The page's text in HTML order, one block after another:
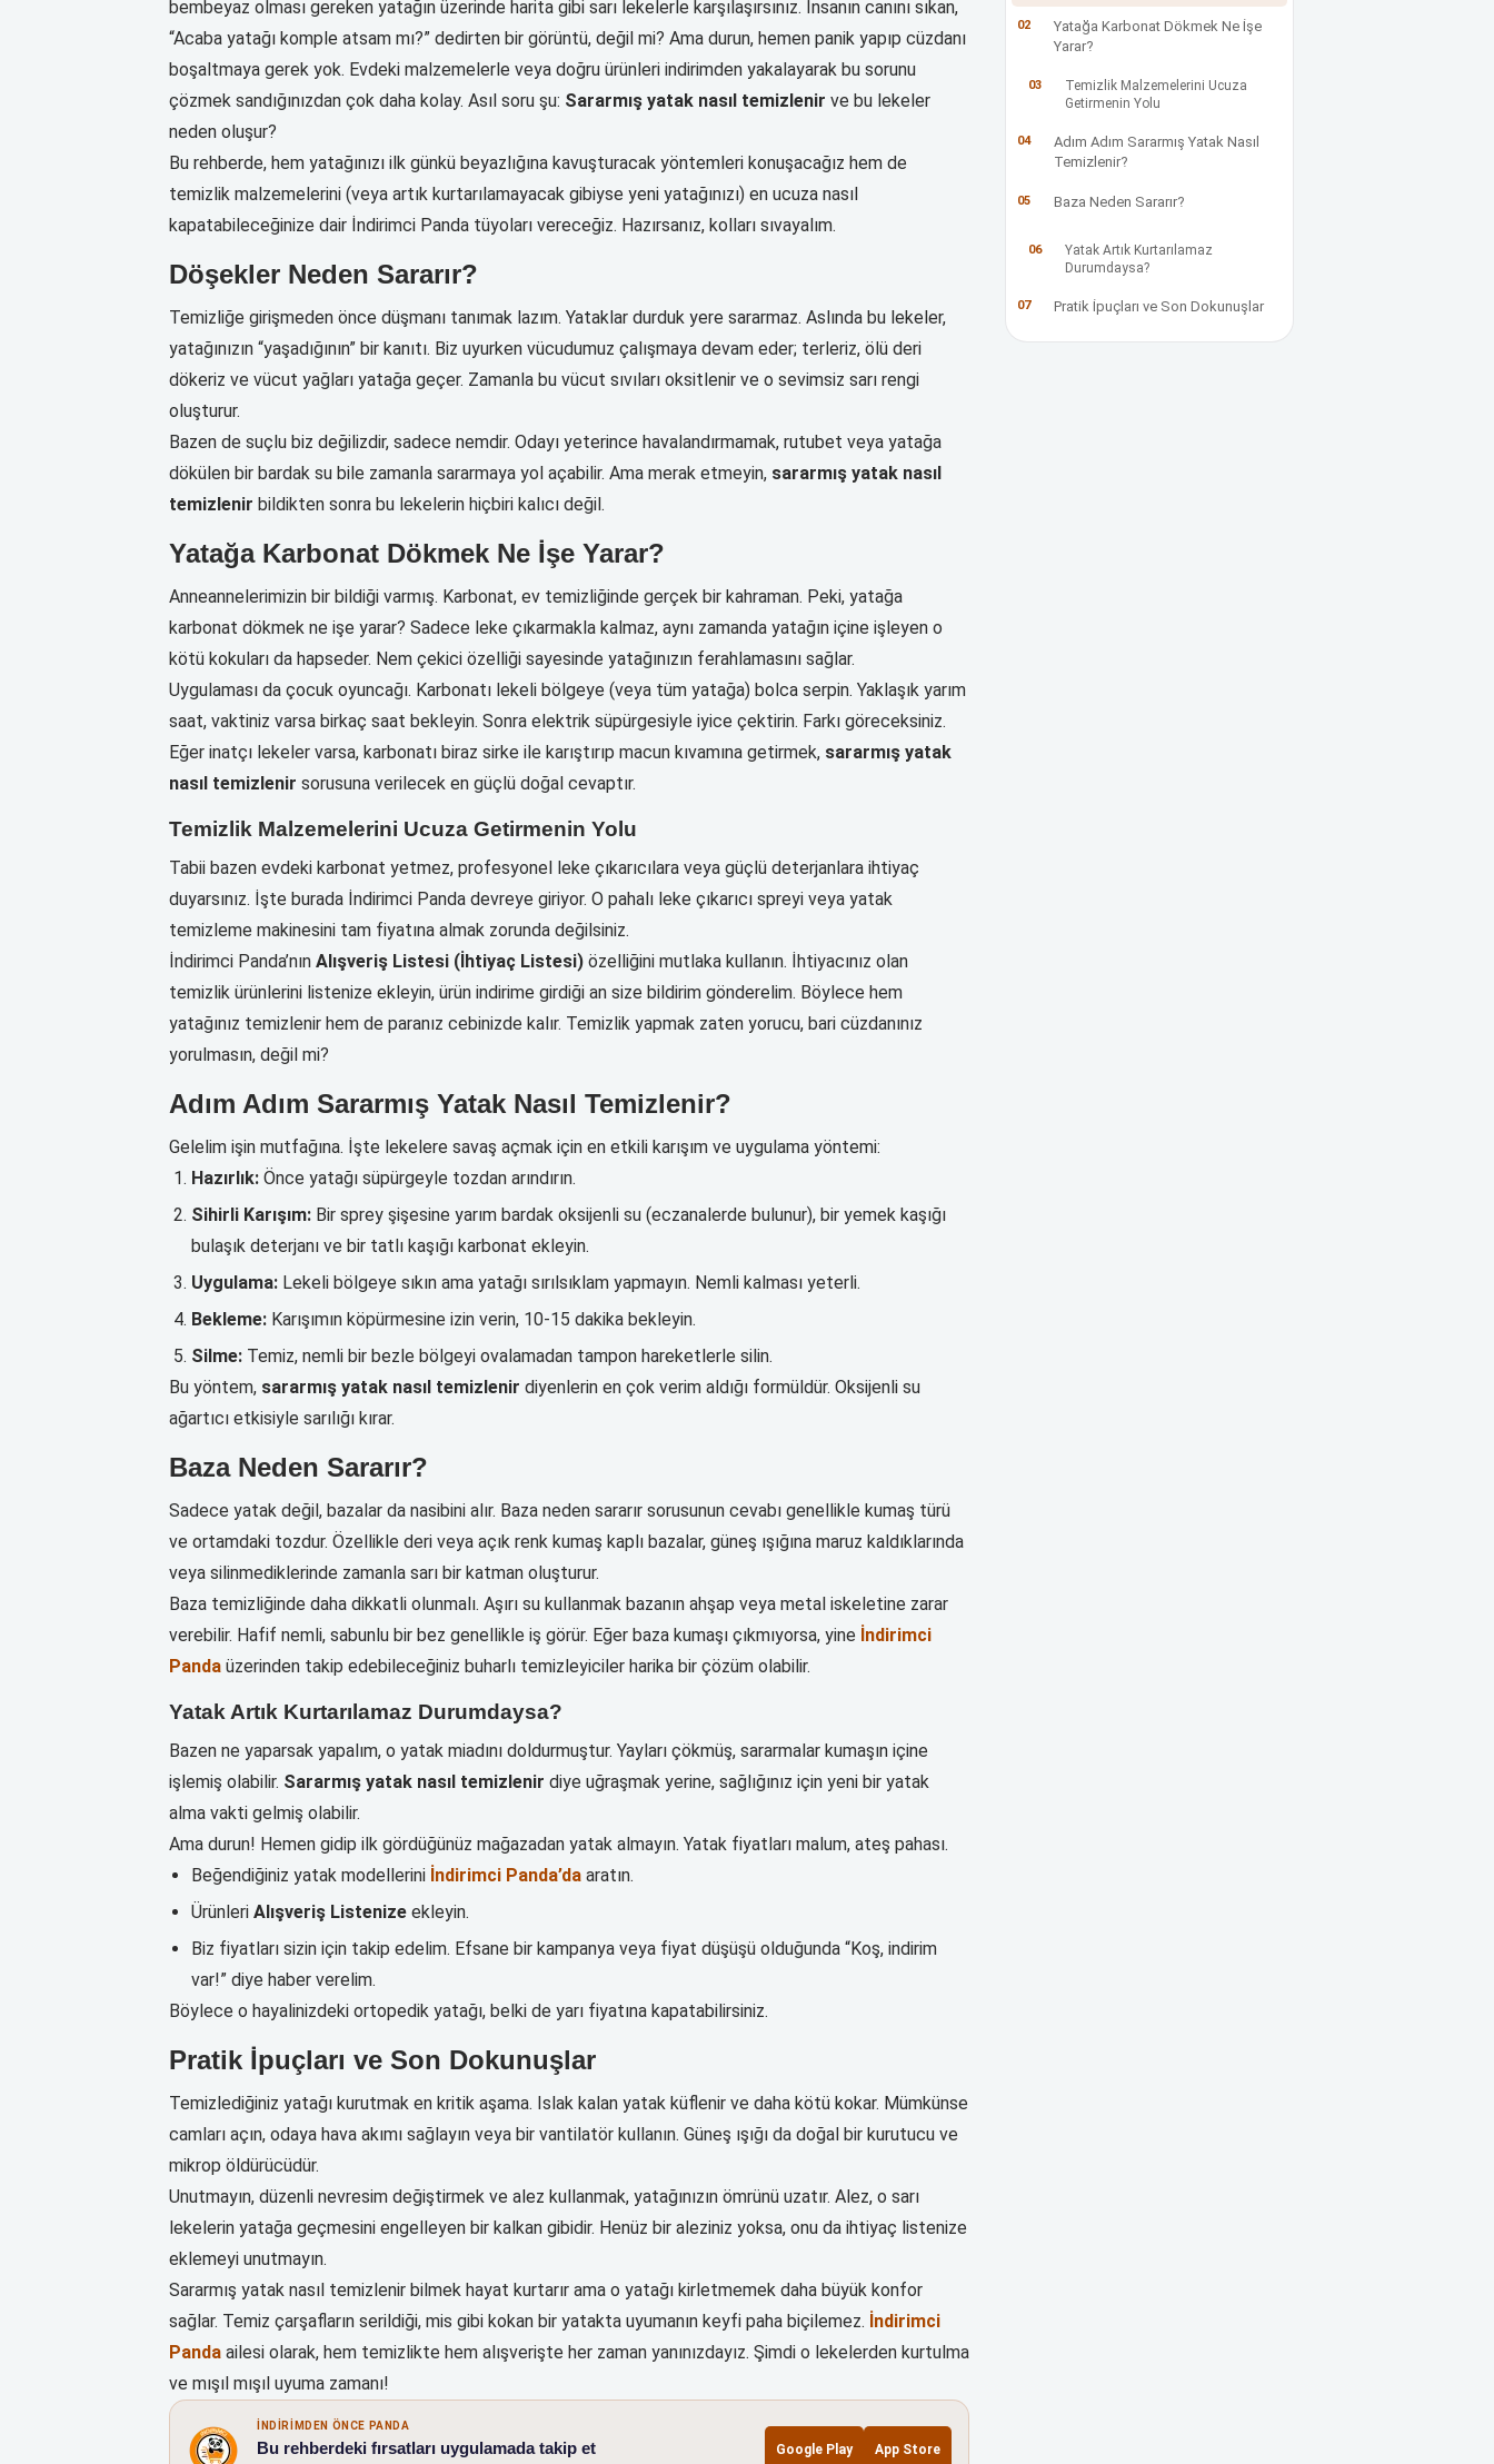
bembeyaz olması gereken yatağın üzerinde harita gibi sarı lekelerle karşılaşırsınız. İnsanın canını sıkan,
“Acaba yatağı komple atsam mı?” dedirten bir görüntü, değil mi? Ama durun, hemen panik yapıp cüzdanı
boşaltmaya gerek yok. Evdeki malzemelerle veya doğru ürünleri indirimden yakalayarak bu sorunu
çözmek sandığınızdan çok daha kolay. Asıl soru şu: Sararmış yatak nasıl temizlenir ve bu lekeler
neden oluşur?
Bu rehberde, hem yatağınızı ilk günkü beyazlığına kavuşturacak yöntemleri konuşacağız hem de
temizlik malzemelerini (veya artık kurtarılamayacak gibiyse yeni yatağınızı) en ucuza nasıl
kapatabileceğinize dair İndirimci Panda tüyoları vereceğiz. Hazırsanız, kolları sıvayalım.
Döşekler Neden Sararır?
Temizliğe girişmeden önce düşmanı tanımak lazım. Yataklar durduk yere sararmaz. Aslında bu lekeler,
yatağınızın “yaşadığının” bir kanıtı. Biz uyurken vücudumuz çalışmaya devam eder; terleriz, ölü deri
dökeriz ve vücut yağları yatağa geçer. Zamanla bu vücut sıvıları oksitlenir ve o sevimsiz sarı rengi
oluşturur.
Bazen de suçlu biz değilizdir, sadece nemdir. Odayı yeterince havalandırmamak, rutubet veya yatağa
dökülen bir bardak su bile zamanla sararmaya yol açabilir. Ama merak etmeyin, sararmış yatak nasıl
temizlenir bildikten sonra bu lekelerin hiçbiri kalıcı değil.
Yatağa Karbonat Dökmek Ne İşe Yarar?
Anneannelerimizin bir bildiği varmış. Karbonat, ev temizliğinde gerçek bir kahraman. Peki, yatağa
karbonat dökmek ne işe yarar? Sadece leke çıkarmakla kalmaz, aynı zamanda yatağın içine işleyen o
kötü kokuları da hapseder. Nem çekici özelliği sayesinde yatağınızın ferahlamasını sağlar.
Uygulaması da çocuk oyuncağı. Karbonatı lekeli bölgeye (veya tüm yatağa) bolca serpin. Yaklaşık yarım
saat, vaktiniz varsa birkaç saat bekleyin. Sonra elektrik süpürgesiyle iyice çektirin. Farkı göreceksiniz.
Eğer inatçı lekeler varsa, karbonatı biraz sirke ile karıştırıp macun kıvamına getirmek, sararmış yatak
nasıl temizlenir sorusuna verilecek en güçlü doğal cevaptır.
Temizlik Malzemelerini Ucuza Getirmenin Yolu
Tabii bazen evdeki karbonat yetmez, profesyonel leke çıkarıcılara veya güçlü deterjanlara ihtiyaç
duyarsınız. İşte burada İndirimci Panda devreye giriyor. O pahalı leke çıkarıcı spreyi veya yatak
temizleme makinesini tam fiyatına almak zorunda değilsiniz.
İndirimci Panda’nın Alışveriş Listesi (İhtiyaç Listesi) özelliğini mutlaka kullanın. İhtiyacınız olan
temizlik ürünlerini listenize ekleyin, ürün indirime girdiği an size bildirim gönderelim. Böylece hem
yatağınız temizlenir hem de paranız cebinizde kalır. Temizlik yapmak zaten yorucu, bari cüzdanınız
yorulmasın, değil mi?
Adım Adım Sararmış Yatak Nasıl Temizlenir?
Gelelim işin mutfağına. İşte lekelere savaş açmak için en etkili karışım ve uygulama yöntemi:
Hazırlık: Önce yatağı süpürgeyle tozdan arındırın.
Sihirli Karışım: Bir sprey şişesine yarım bardak oksijenli su (eczanalerde bulunur), bir yemek kaşığı
bulaşık deterjanı ve bir tatlı kaşığı karbonat ekleyin.
Uygulama: Lekeli bölgeye sıkın ama yatağı sırılsıklam yapmayın. Nemli kalması yeterli.
Bekleme: Karışımın köpürmesine izin verin, 10-15 dakika bekleyin.
Silme: Temiz, nemli bir bezle bölgeyi ovalamadan tampon hareketlerle silin.
Bu yöntem, sararmış yatak nasıl temizlenir diyenlerin en çok verim aldığı formüldür. Oksijenli su
ağartıcı etkisiyle sarılığı kırar.
Baza Neden Sararır?
Sadece yatak değil, bazalar da nasibini alır. Baza neden sararır sorusunun cevabı genellikle kumaş türü
ve ortamdaki tozdur. Özellikle deri veya açık renk kumaş kaplı bazalar, güneş ışığına maruz kaldıklarında
veya silinmediklerinde zamanla sarı bir katman oluşturur.
Baza temizliğinde daha dikkatli olunmalı. Aşırı su kullanmak bazanın ahşap veya metal iskeletine zarar
verebilir. Hafif nemli, sabunlu bir bez genellikle iş görür. Eğer baza kumaşı çıkmıyorsa, yine İndirimci
Panda üzerinden takip edebileceğiniz buharlı temizleyiciler harika bir çözüm olabilir.
Yatak Artık Kurtarılamaz Durumdaysa?
Bazen ne yaparsak yapalım, o yatak miadını doldurmuştur. Yayları çökmüş, sararmalar kumaşın içine
işlemiş olabilir. Sararmış yatak nasıl temizlenir diye uğraşmak yerine, sağlığınız için yeni bir yatak
alma vakti gelmiş olabilir.
Ama durun! Hemen gidip ilk gördüğünüz mağazadan yatak almayın. Yatak fiyatları malum, ateş pahası.
Beğendiğiniz yatak modellerini İndirimci Panda’da aratın.
Ürünleri Alışveriş Listenize ekleyin.
Biz fiyatları sizin için takip edelim. Efsane bir kampanya veya fiyat düşüşü olduğunda “Koş, indirim
var!” diye haber verelim.
Böylece o hayalinizdeki ortopedik yatağı, belki de yarı fiyatına kapatabilirsiniz.
Pratik İpuçları ve Son Dokunuşlar
Temizlediğiniz yatağı kurutmak en kritik aşama. Islak kalan yatak küflenir ve daha kötü kokar. Mümkünse
camları açın, odaya hava akımı sağlayın veya bir vantilatör kullanın. Güneş ışığı da doğal bir kurutucu ve
mikrop öldürücüdür.
Unutmayın, düzenli nevresim değiştirmek ve alez kullanmak, yatağınızın ömrünü uzatır. Alez, o sarı
lekelerin yatağa geçmesini engelleyen bir kalkan gibidir. Henüz bir aleziniz yoksa, onu da ihtiyaç listenize
eklemeyi unutmayın.
Sararmış yatak nasıl temizlenir bilmek hayat kurtarır ama o yatağı kirletmemek daha büyük konfor
sağlar. Temiz çarşafların serildiği, mis gibi kokan bir yatakta uyumanın keyfi paha biçilemez. İndirimci
Panda ailesi olarak, hem temizlikte hem alışverişte her zaman yanınızdayız. Şimdi o lekelerden kurtulma
ve mışıl mışıl uyuma zamanı!
İNDIRIMDEN ÖNCE PANDA
Bu rehberdeki fırsatları uygulamada takip et Google Play App Store
02
Yatağa Karbonat Dökmek Ne İşe
Yarar?
03
Temizlik Malzemelerini Ucuza
Getirmenin Yolu
04
Adım Adım Sararmış Yatak Nasıl
Temizlenir?
05 Baza Neden Sararır?
06
Yatak Artık Kurtarılamaz
Durumdaysa?
07 Pratik İpuçları ve Son Dokunuşlar